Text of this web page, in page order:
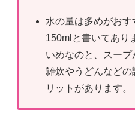
水の量は多めがお
150mlと書いてあり
いめなのと、スー
雑炊やうどんなどの
リットがあります。